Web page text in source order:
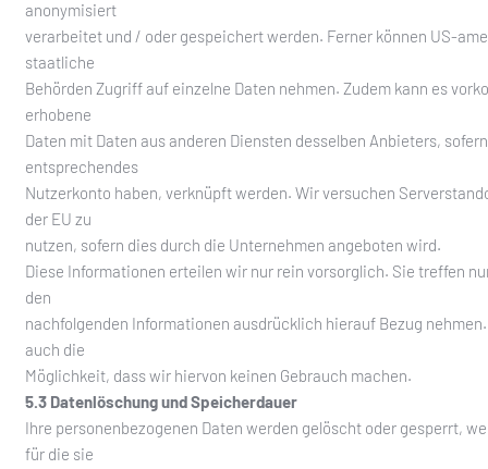
anonymisiert
verarbeitet und / oder gespeichert werden. Ferner können US-
staatliche
Behörden Zugriff auf einzelne Daten nehmen. Zudem kann es
erhobene
Daten mit Daten aus anderen Diensten desselben Anbieters,
entsprechendes
Nutzerkonto haben, verknüpft werden. Wir versuchen
der EU zu
nutzen, sofern dies durch die Unternehmen angeboten wird.
Diese Informationen erteilen wir nur rein vorsorglich. Sie treffen
den
nachfolgenden Informationen ausdrücklich hierauf Bezug
auch die
Möglichkeit, dass wir hiervon keinen Gebrauch machen.
5.3 Datenlöschung und Speicherdauer
Ihre personenbezogenen Daten werden gelöscht oder gesperrt,
für die sie